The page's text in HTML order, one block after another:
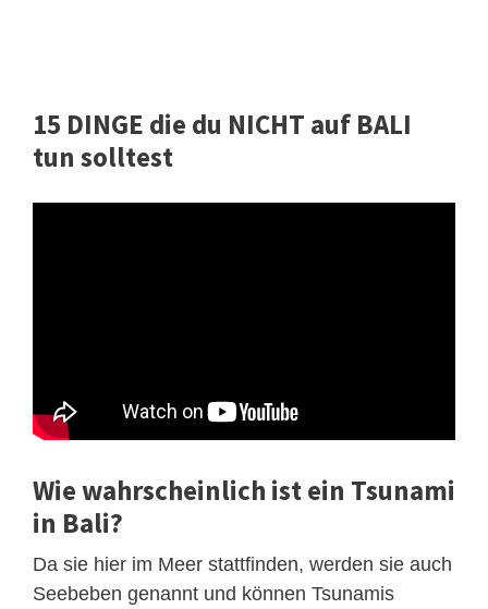
15 DINGE die du NICHT auf BALI
tun solltest
Wie wahrscheinlich ist ein Tsunami
in Bali?
Da sie hier im Meer stattfinden, werden sie auch
Seebeben genannt und können Tsunamis